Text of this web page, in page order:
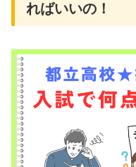
ればいいの！